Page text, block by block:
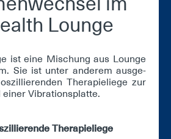
Lounge
ist ei­ne Mi­schung aus Lounge
Sie ist un­ter an­de­rem aus­ge­
The­ra­pie­lie­ge zur
ei­ner Vi­bra­ti­ons­plat­te.
The­ra­pie­lie­ge